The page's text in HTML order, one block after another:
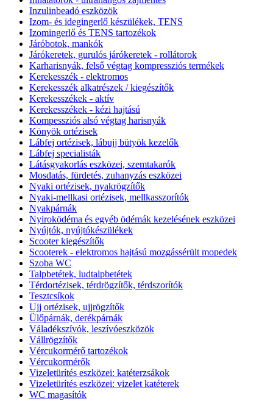
Inzulinbeadó eszközök
Izom- és idegingerlő készülékek, TENS
Izomingerlő és TENS tartozékok
Járóbotok, mankók
Járókeretek, gurulós járókeretek - rollátorok
Karharisnyák, felső végtag kompressziós termékek
Kerekesszék - elektromos
Kerekesszék alkatrészek / kiegészítők
Kerekesszékek - aktív
Kerekesszékek - kézi hajtású
Kompessziós alsó végtag harisnyák
Könyök ortézisek
Lábfej ortézisek, lábujj bütyök kezelők
Lábfej specialisták
Látásgyakorlás eszközei, szemtakarók
Mosdatás, fürdetés, zuhanyzás eszközei
Nyaki ortézisek, nyakrögzítők
Nyaki-mellkasi ortézisek, mellkasszorítók
Nyakpárnák
Nyiroködéma és egyéb ödémák kezelésének eszközei
Nyújtók, nyújtókészülékek
Scooter kiegészítők
Scooterek - elektromos hajtású mozgássérült mopedek
Szoba WC
Talpbetétek, ludtalpbetétek
Térdortézisek, térdrögzítők, térdszorítók
Tesztcsíkok
Ujj ortézisek, ujjrögzítők
Ülőpárnák, derékpárnák
Váladékszívók, leszívóeszközök
Vállrögzítők
Vércukormérő tartozékok
Vércukormérők
Vizeletürítés eszközei: katéterzsákok
Vizeletürítés eszközei: vizelet katéterek
WC magasítók